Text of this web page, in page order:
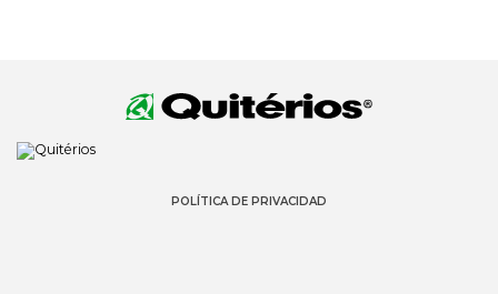
POLÍTICA DE PRIVACIDAD